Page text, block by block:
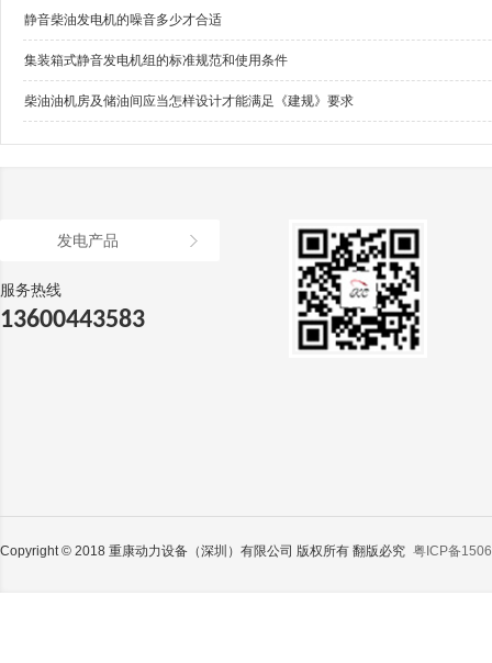
静音柴油发电机的噪音多少才合适
集装箱式静音发电机组的标准规范和使用条件
柴油油机房及储油间应当怎样设计才能满足《建规》要求
发电产品
服务热线
13600443583
Copyright © 2018 重康动力设备（深圳）有限公司 版权所有 翻版必究 粤ICP备